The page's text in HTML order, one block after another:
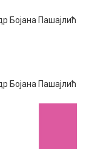
Бојана Пашајлић
Бојана Пашајлић